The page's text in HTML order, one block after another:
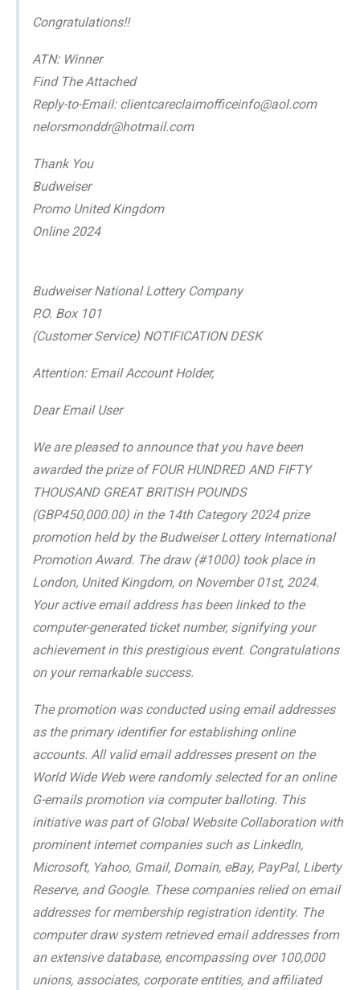
Congratulations!!
ATN: Winner
Find The Attached
Reply-to-Email: clientcareclaimofficeinfo@aol.com
nelorsmonddr@hotmail.com
Thank You
Budweiser
Promo United Kingdom
Online 2024
Budweiser National Lottery Company
P.O. Box 101
(Customer Service) NOTIFICATION DESK
Attention: Email Account Holder,
Dear Email User
We are pleased to announce that you have been
awarded the prize of FOUR HUNDRED AND FIFTY
THOUSAND GREAT BRITISH POUNDS
(GBP450,000.00) in the 14th Category 2024 prize
promotion held by the Budweiser Lottery International
Promotion Award. The draw (#1000) took place in
London, United Kingdom, on November 01st, 2024.
Your active email address has been linked to the
computer-generated ticket number, signifying your
achievement in this prestigious event. Congratulations
on your remarkable success.
The promotion was conducted using email addresses
as the primary identifier for establishing online
accounts. All valid email addresses present on the
World Wide Web were randomly selected for an online
G-emails promotion via computer balloting. This
initiative was part of Global Website Collaboration with
prominent internet companies such as LinkedIn,
Microsoft, Yahoo, Gmail, Domain, eBay, PayPal, Liberty
Reserve, and Google. These companies relied on email
addresses for membership registration identity. The
computer draw system retrieved email addresses from
an extensive database, encompassing over 100,000
unions, associates, corporate entities, and affiliated